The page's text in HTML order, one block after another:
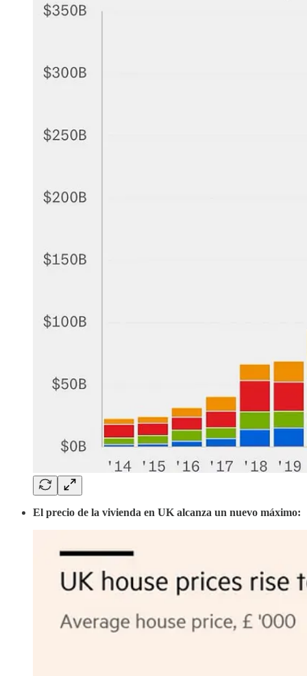
El precio de la vivienda en UK alcanza un nuevo máximo: